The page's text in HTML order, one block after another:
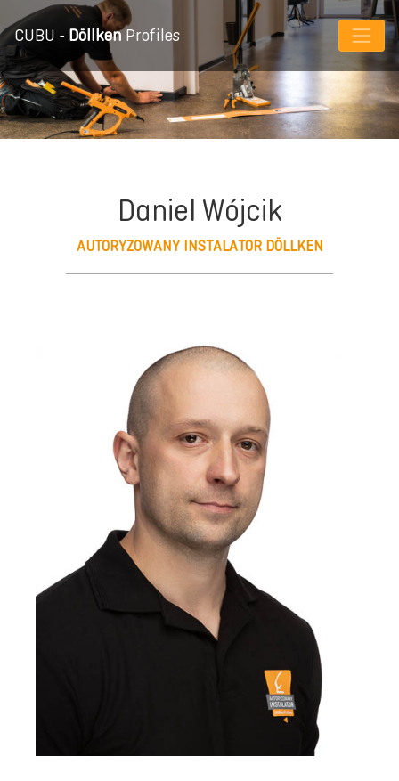
CUBU - Döllken Profiles
Daniel Wójcik
AUTORYZOWANY INSTALATOR DÖLLKEN